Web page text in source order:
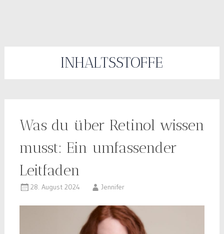
INHALTSSTOFFE
Was du über Retinol wissen
musst: Ein umfassender
Leitfaden
28. August 2024 Jennifer